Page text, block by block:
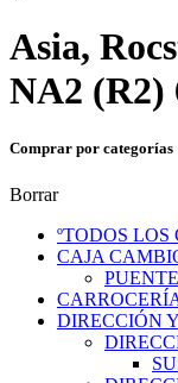
Asia,
NA2 (R2)
Comprar por categorías
Borrar
ºTODOS LOS
CAJA
DIRECCIÓN